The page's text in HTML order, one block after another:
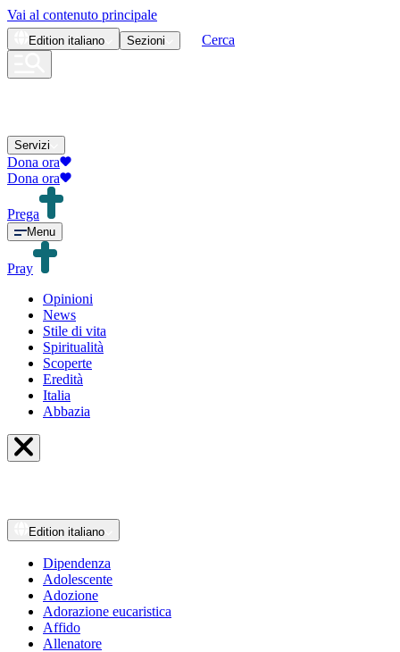
Vai al contenuto principale
Edition italiano Sezioni Cerca
Servizi
Dona ora
Dona ora
Prega
Menu
Pray
Opinioni
News
Stile di vita
Spiritualità
Scoperte
Eredità
Italia
Abbazia
Edition italiano
Dipendenza
Adolescente
Adozione
Adorazione eucaristica
Affido
Allenatore